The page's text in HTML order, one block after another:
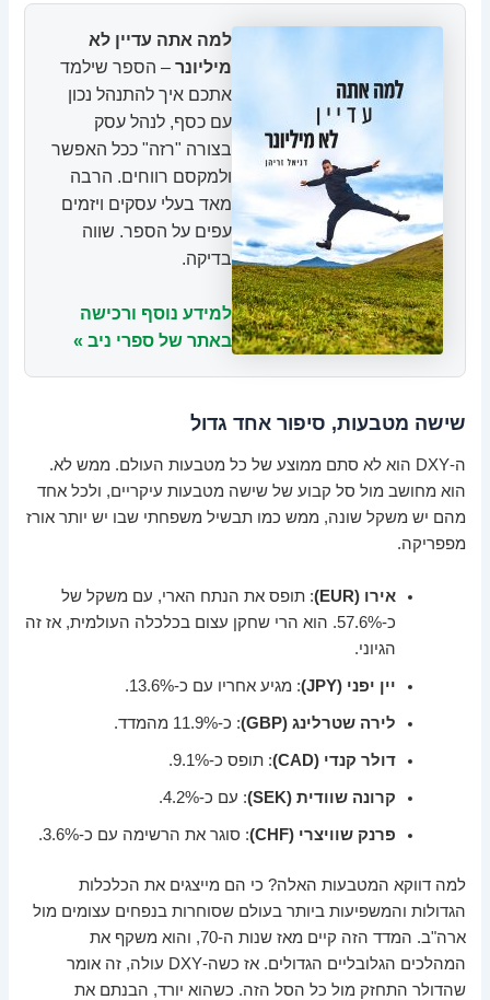
למה אתה עדיין לא
מיליונר – הספר שילמד
אתכם איך להתנהל נכון
עם כסף, לנהל עסק
בצורה "רזה" ככל האפשר
ולמקסם רווחים. הרבה
מאד בעלי עסקים ויזמים
עפים על הספר. שווה
בדיקה.
למידע נוסף ורכישה
באתר של ספרי ניב »
שישה מטבעות, סיפור אחד גדול
ה-DXY הוא לא סתם ממוצע של כל מטבעות העולם. ממש לא.
הוא מחושב מול סל קבוע של שישה מטבעות עיקריים, ולכל אחד
מהם יש משקל שונה, ממש כמו תבשיל משפחתי שבו יש יותר אורז
מפפריקה.
אירו (EUR)
: תופס את הנתח הארי, עם משקל של
כ-57.6%. הוא הרי שחקן עצום בכלכלה העולמית, אז זה
הגיוני.
יין יפני (JPY) : מגיע אחריו עם כ-13.6%.
לירה שטרלינג (GBP) : כ-11.9% מהמדד.
דולר קנדי (CAD) : תופס כ-9.1%.
קרונה שוודית (SEK) : עם כ-4.2%.
פרנק שוויצרי (CHF) : סוגר את הרשימה עם כ-3.6%.
למה דווקא המטבעות האלה? כי הם מייצגים את הכלכלות
הגדולות והמשפיעות ביותר בעולם שסוחרות בנפחים עצומים מול
ארה"ב. המדד הזה קיים מאז שנות ה-70, והוא משקף את
המהלכים הגלובליים הגדולים. אז כשה-DXY עולה, זה אומר
שהדולר התחזק מול כל הסל הזה. כשהוא יורד, הבנתם את